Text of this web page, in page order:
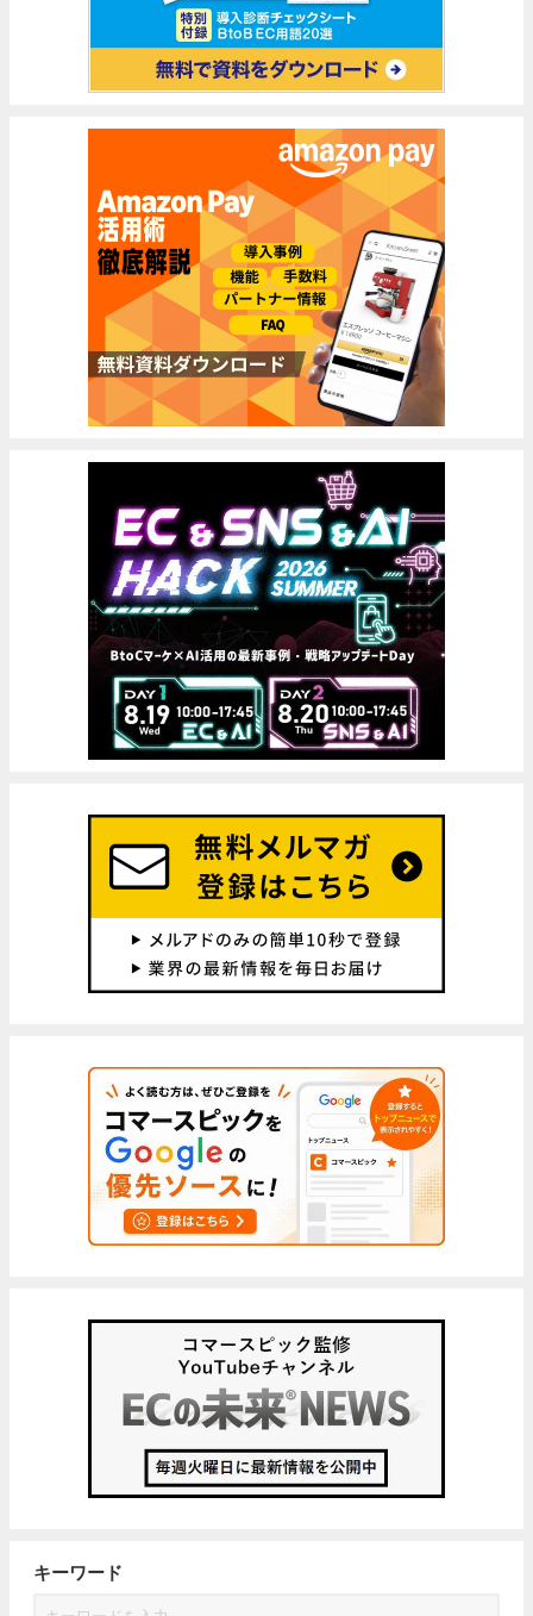
キーワード